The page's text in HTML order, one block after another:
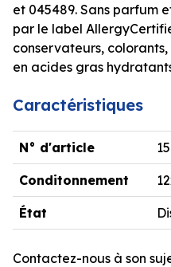
et 045489. Sans parfum
par le label
conservateurs,
en acides gras
Caractéristiques
N° d'article
Conditonnement
État
Contactez-nous à son